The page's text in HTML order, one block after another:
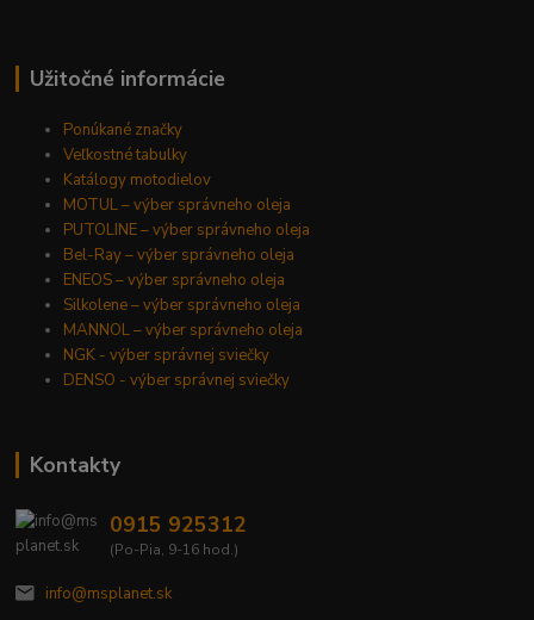
Užitočné informácie
Ponúkané značky
Veľkostné tabulky
Katálogy motodielov
MOTUL – výber správneho oleja
PUTOLINE – výber správneho oleja
Bel-Ray – výber správneho oleja
ENEOS – výber správneho oleja
Silkolene – výber správneho oleja
MANNOL – výber správneho oleja
NGK - výber správnej sviečky
DENSO - výber správnej sviečky
Kontakty
0915 925312
(Po-Pia, 9-16 hod.)
info@msplanet.sk